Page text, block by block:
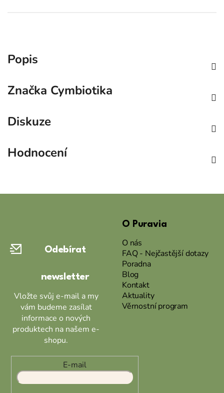
Popis
Značka Cymbiotika
Diskuze
Hodnocení
Odebírat
newsletter
Vložte svůj e-mail a my
vám budeme zasílat
informace o nových
produktech na našem e-
shopu.
E-mail
O Puravia
O nás
FAQ - Nejčastější dotazy
Poradna
Blog
Kontakt
Aktuality
Věrnostní program